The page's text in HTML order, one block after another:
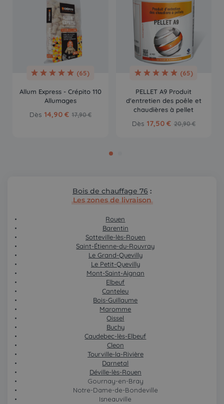
(65)
Allum Express - Crépito 110
Allumages
Dès 14,90 € 17,90 €
(65)
PELLET A9 Produit
d'entretien des poêle et
chaudières à pellet
Dès 17,50 € 20,90 €
Bois de chauffage 76 :
Les zones de livraison
Rouen
Barentin
Sotteville-lès-Rouen
Saint-Étienne-du-Rouvray
Le Grand-Quevilly
Le Petit-Quevilly
Mont-Saint-Aignan
Elbeuf
Canteleu
Bois-Guillaume
Maromme
Oissel
Buchy
Caudebec-lès-Elbeuf
Cleon
Tourville-la-Rivière
Darnetal
Déville-lès-Rouen
Gournay-en-Bray
Notre-Dame-de-Bondeville
Isneauville